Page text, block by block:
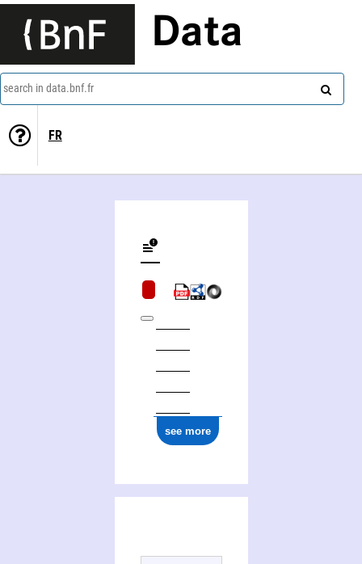
Data
search in data.bnf.fr
FR
see more